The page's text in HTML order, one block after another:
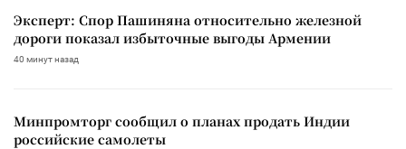
Эксперт: Спор Пашиняна относительно железной
дороги показал избыточные выгоды Армении
40 минут назад
Минпромторг сообщил о планах продать Индии
российские самолеты